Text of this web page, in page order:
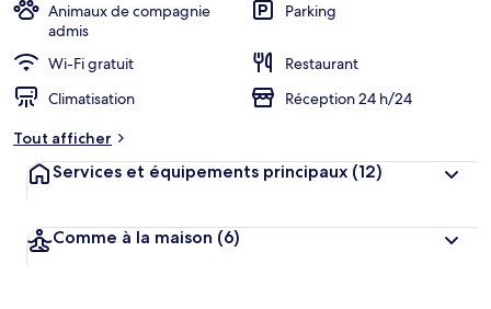
Animaux de compagnie
admis
Parking
Wi-Fi gratuit
Restaurant
Climatisation
Réception 24 h/24
Tout afficher
Services et équipements principaux (12)
Comme à la maison (6)